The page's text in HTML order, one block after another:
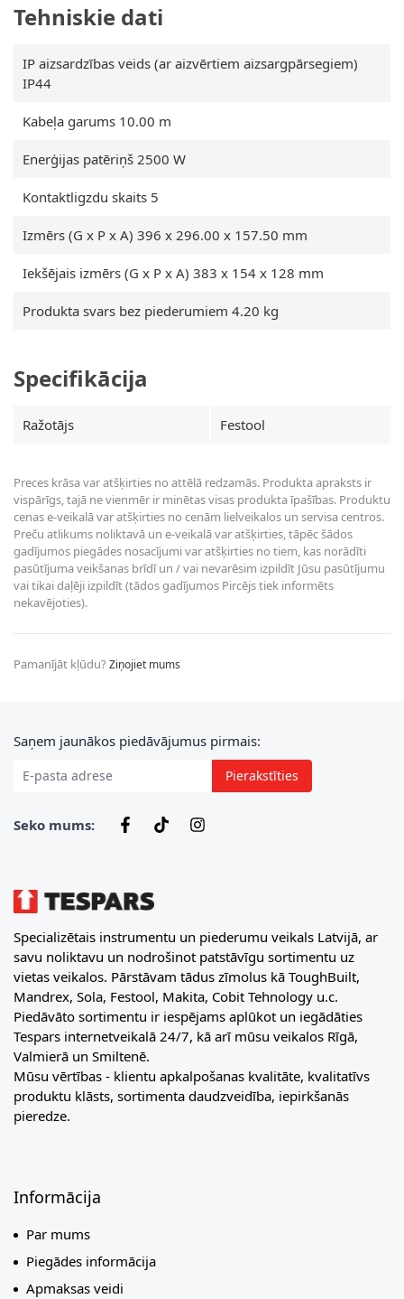
Tehniskie dati
IP aizsardzības veids (ar aizvērtiem aizsargpārsegiem)
IP44
Kabeļa garums 10.00 m
Enerģijas patēriņš 2500 W
Kontaktligzdu skaits 5
Izmērs (G x P x A) 396 x 296.00 x 157.50 mm
Iekšējais izmērs (G x P x A) 383 x 154 x 128 mm
Produkta svars bez piederumiem 4.20 kg
Specifikācija
Ražotājs Festool
Preces krāsa var atšķirties no attēlā redzamās. Produkta apraksts ir
vispārīgs, tajā ne vienmēr ir minētas visas produkta īpašības. Produktu
cenas e-veikalā var atšķirties no cenām lielveikalos un servisa centros.
Preču atlikums noliktavā un e-veikalā var atšķirties, tāpēc šādos
gadījumos piegādes nosacījumi var atšķirties no tiem, kas norādīti
pasūtījuma veikšanas brīdī un / vai nevarēsim izpildīt Jūsu pasūtījumu
vai tikai daļēji izpildīt (tādos gadījumos Pircējs tiek informēts
nekavējoties).
Pamanījāt kļūdu?Ziņojiet mums
E-pasta adrese
Saņem jaunākos piedāvājumus pirmais:
Pierakstīties
Seko mums:
Specializētais instrumentu un piederumu veikals Latvijā, ar
savu noliktavu un nodrošinot patstāvīgu sortimentu uz
vietas veikalos. Pārstāvam tādus zīmolus kā ToughBuilt,
Mandrex, Sola, Festool, Makita, Cobit Tehnology u.c.
Piedāvāto sortimentu ir iespējams aplūkot un iegādāties
Tespars internetveikalā 24/7, kā arī mūsu veikalos Rīgā,
Valmierā un Smiltenē.
Mūsu vērtības - klientu apkalpošanas kvalitāte, kvalitatīvs
produktu klāsts, sortimenta daudzveidība, iepirkšanās
pieredze.
Informācija
Par mums
Piegādes informācija
Apmaksas veidi